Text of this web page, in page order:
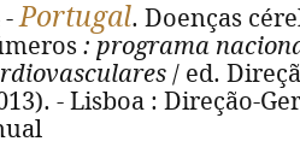
-Portugal. Doenças
: programa
/ ed.
- Lisboa : Direção-